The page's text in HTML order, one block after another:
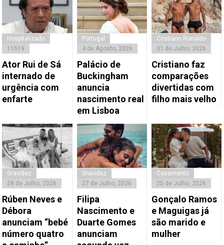
Hospitalizado
11h19
Ator Rui de Sá
internado de
urgência com
enfarte
Portugal
4 de Agosto, 2026
Palácio de
Buckingham
anuncia
nascimento real
em Lisboa
Cristiano Ronaldo
31 de Julho, 2026
Cristiano faz
comparações
divertidas com
filho mais velho
Gravidez
28 de Julho, 2026
Rúben Neves e
Débora
anunciam “bebé
número quatro
Gravidez
27 de Julho, 2026
Filipa
Nascimento e
Duarte Gomes
anunciam
Casamento
25 de Julho, 2026
Gonçalo Ramos
e Maguigas já
são marido e
mulher